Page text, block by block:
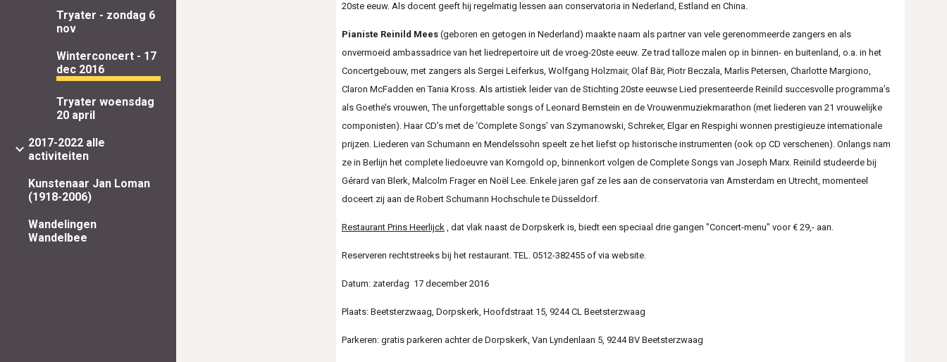
Tryater - zondag 6
nov
Winterconcert - 17
dec 2016
Tryater woensdag
20 april
2017-2022 alle
activiteiten
Kunstenaar Jan Loman
(1918-2006)
Wandelingen
Wandelbee
20ste eeuw. Als docent geeft hij regelmatig lessen aan conservatoria in Nederland, Estland en China.
Pianiste Reinild Mees(geboren en getogen in Nederland) maakte naam als partner van vele gerenommeerde zangers en als
onvermoeid ambassadrice van het liedrepertoire uit de vroeg-20ste eeuw. Ze trad talloze malen op in binnen- en buitenland, o.a. in het
Concertgebouw, met zangers als Sergei Leiferkus, Wolfgang Holzmair, Olaf Bär, Piotr Beczala, Marlis Petersen, Charlotte Margiono,
Claron McFadden en Tania Kross. Als artistiek leider van de Stichting 20ste eeuwse Lied presenteerde Reinild succesvolle programma’s
als Goethe’s vrouwen, The unforgettable songs of Leonard Bernstein en de Vrouwenmuziekmarathon (met liederen van 21 vrouwelijke
componisten). Haar CD’s met de ‘Complete Songs’ van Szymanowski, Schreker, Elgar en Respighi wonnen prestigieuze internationale
prijzen. Liederen van Schumann en Mendelssohn speelt ze het liefst op historische instrumenten (ook op CD verschenen). Onlangs nam
ze in Berlijn het complete liedoeuvre van Korngold op, binnenkort volgen de Complete Songs van Joseph Marx. Reinild studeerde bij
Gérard van Blerk, Malcolm Frager en Noël Lee. Enkele jaren gaf ze les aan de conservatoria van Amsterdam en Utrecht, momenteel
doceert zij aan de Robert Schumann Hochschule te Düsseldorf.
Restaurant Prins Heerlijck, dat vlak naast de Dorpskerk is, biedt een speciaal drie gangen "Concert-menu" voor € 29,- aan.
Reserveren rechtstreeks bij het restaurant. TEL. 0512-382455 of via website.
Datum: zaterdag 17 december 2016
Plaats: Beetsterzwaag, Dorpskerk, Hoofdstraat 15, 9244 CL Beetsterzwaag
Parkeren: gratis parkeren achter de Dorpskerk, Van Lyndenlaan 5, 9244 BV Beetsterzwaag